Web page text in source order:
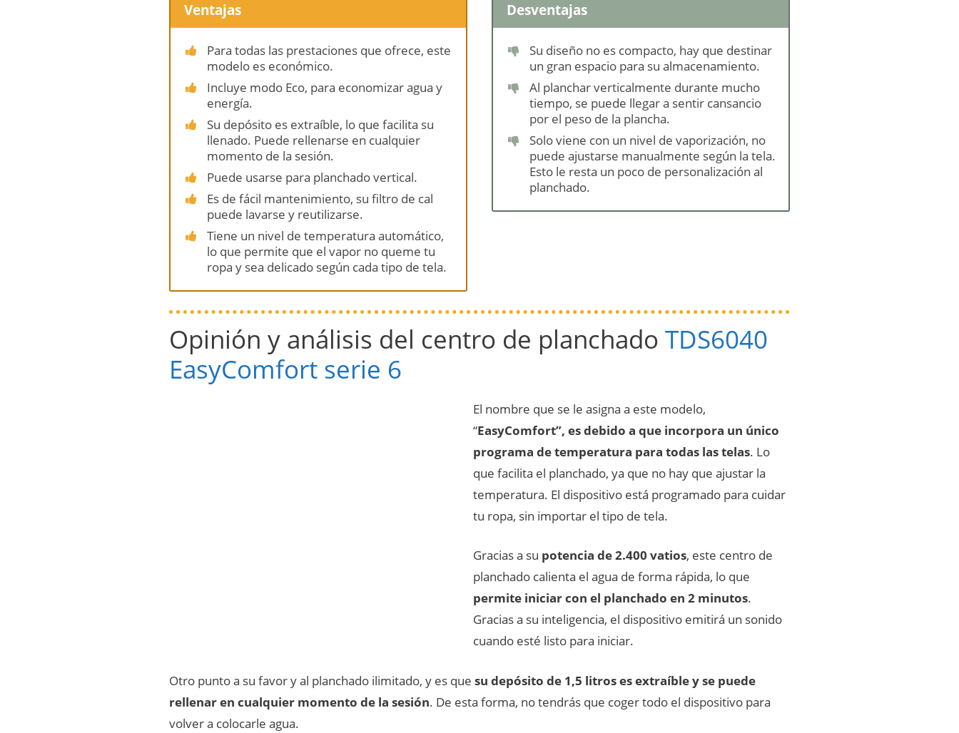
Ventajas
Para todas las prestaciones que ofrece, este
modelo es económico.
Incluye modo Eco, para economizar agua y
energía.
Su depósito es extraíble, lo que facilita su
llenado. Puede rellenarse en cualquier
momento de la sesión.
Puede usarse para planchado vertical.
Es de fácil mantenimiento, su filtro de cal
puede lavarse y reutilizarse.
Tiene un nivel de temperatura automático,
lo que permite que el vapor no queme tu
ropa y sea delicado según cada tipo de tela.
Desventajas
Su diseño no es compacto, hay que destinar
un gran espacio para su almacenamiento.
Al planchar verticalmente durante mucho
tiempo, se puede llegar a sentir cansancio
por el peso de la plancha.
Solo viene con un nivel de vaporización, no
puede ajustarse manualmente según la tela.
Esto le resta un poco de personalización al
planchado.
Opinión y análisis del centro de planchado TDS6040
EasyComfort serie 6
El nombre que se le asigna a este modelo,
“EasyComfort”, es debido a que incorpora un único
programa de temperatura para todas las telas. Lo
que facilita el planchado, ya que no hay que ajustar la
temperatura. El dispositivo está programado para cuidar
tu ropa, sin importar el tipo de tela.
Gracias a su potencia de 2.400 vatios, este centro de
planchado calienta el agua de forma rápida, lo que
permite iniciar con el planchado en 2 minutos.
Gracias a su inteligencia, el dispositivo emitirá un sonido
cuando esté listo para iniciar.
Otro punto a su favor y al planchado ilimitado, y es que su depósito de 1,5 litros es extraíble y se puede
rellenar en cualquier momento de la sesión. De esta forma, no tendrás que coger todo el dispositivo para
volver a colocarle agua.